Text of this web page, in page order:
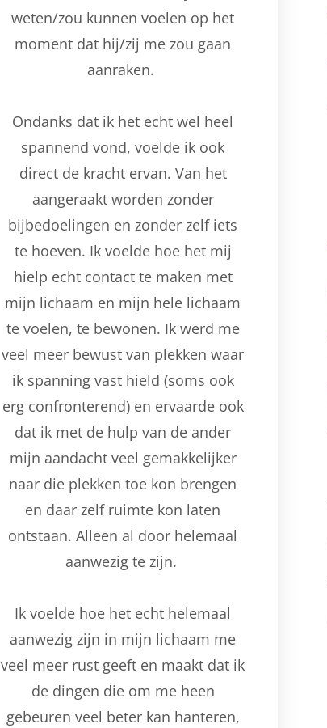
weten/zou kunnen voelen op het
moment dat hij/zij me zou gaan
aanraken.
Ondanks dat ik het echt wel heel
spannend vond, voelde ik ook
direct de kracht ervan. Van het
aangeraakt worden zonder
bijbedoelingen en zonder zelf iets
te hoeven. Ik voelde hoe het mij
hielp echt contact te maken met
mijn lichaam en mijn hele lichaam
te voelen, te bewonen. Ik werd me
veel meer bewust van plekken waar
ik spanning vast hield (soms ook
erg confronterend) en ervaarde ook
dat ik met de hulp van de ander
mijn aandacht veel gemakkelijker
naar die plekken toe kon brengen
en daar zelf ruimte kon laten
ontstaan. Alleen al door helemaal
aanwezig te zijn.
Ik voelde hoe het echt helemaal
aanwezig zijn in mijn lichaam me
veel meer rust geeft en maakt dat ik
de dingen die om me heen
gebeuren veel beter kan hanteren,